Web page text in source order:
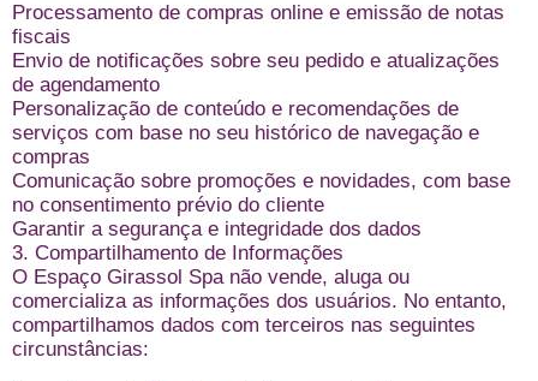
Processamento de compras online e emissão de notas
fiscais
Envio de notificações sobre seu pedido e atualizações
de agendamento
Personalização de conteúdo e recomendações de
serviços com base no seu histórico de navegação e
compras
Comunicação sobre promoções e novidades, com base
no consentimento prévio do cliente
Garantir a segurança e integridade dos dados
3. Compartilhamento de Informações
O Espaço Girassol Spa não vende, aluga ou
comercializa as informações dos usuários. No entanto,
compartilhamos dados com terceiros nas seguintes
circunstâncias: